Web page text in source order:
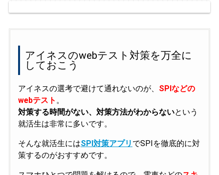
アイネスのwebテスト対策を万全に
しておこう
アイネスの選考で避けて通れないのが、 SPIなどの
webテスト 。
対策する時間がない、対策方法がわからないという
就活生は非常に多いです。
そんな就活生にはSPI対策アプリ でSPIを徹底的に対
策するのがおすすめです。